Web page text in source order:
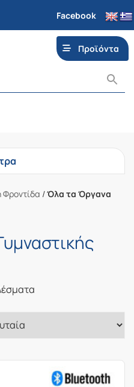
Facebook
Προϊόντα
/Όλα τα Όργανα